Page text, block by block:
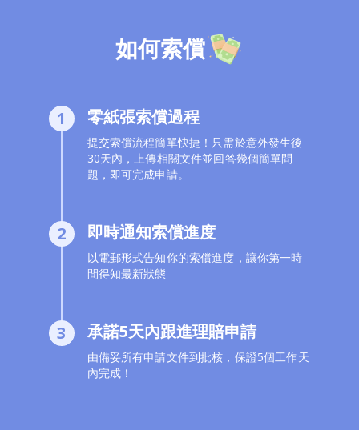
如何索償
1 零紙張索償過程
提交索償流程簡單快捷！只需於意外發生後
30天內，上傳相關文件並回答幾個簡單問
題，即可完成申請。
2 即時通知索償進度
以電郵形式告知你的索償進度，讓你第一時
間得知最新狀態
3 承諾5天內跟進理賠申請
由備妥所有申請文件到批核，保證5個工作天
內完成！